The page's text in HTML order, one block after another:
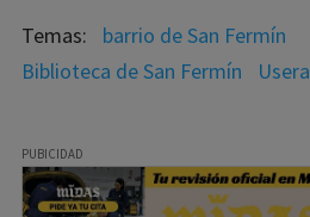
barrio de San Fermín
Biblioteca de San Fermín
Usera